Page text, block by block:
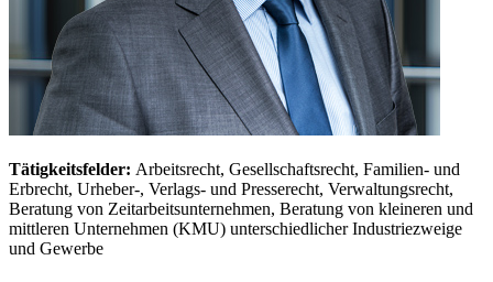
Tätigkeitsfelder: Arbeitsrecht, Gesellschaftsrecht, Familien- und
Erbrecht, Urheber-, Verlags- und Presserecht, Verwaltungsrecht,
Beratung von Zeitarbeitsunternehmen, Beratung von kleineren und
mittleren Unternehmen (KMU) unterschiedlicher Industriezweige
und Gewerbe